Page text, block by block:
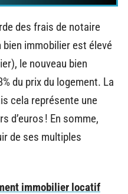
des frais de notaire
bien immobilier est élevé
le nouveau bien
du prix du logement. La
cela représente une
d’euros ! En somme,
de ses multiples
immobilier locatif